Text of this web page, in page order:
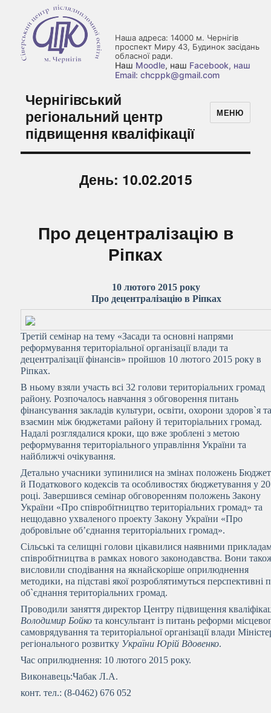
Наша адреса: 14000 м. Чернігів
проспект Миру 43, Будинок засідань
обласної ради.
Наш Moodle, наш Facebook, наш
Email: chcppk@gmail.com
Чернігівський
регіональний центр
підвищення кваліфікації
МЕНЮ
День: 10.02.2015
Про децентралізацію в
Ріпках
10 лютого 2015 року
Про децентралізацію в Ріпках
Третій семінар на тему «Засади та основні напрями
реформування територіальної організації влади та
децентралізації фінансів» пройшов 10 лютого 2015 року в
Ріпках.
В ньому взяли участь всі 32 голови територіальних громад
району. Розпочалось навчання з обговорення питань
фінансування закладів культури, освіти, охорони здоров`я
взаємин між бюджетами району й територіальних громад.
Надалі розглядалися кроки, що вже зроблені з метою
реформування територіального управління України та
найближчі очікування.
Детально учасники зупинилися на змінах положень
й Податкового кодексів та особливостях бюджетування у
році. Завершився семінар обговоренням положень Закону
України «Про співробітництво територіальних громад» та
нещодавно ухваленого проекту Закону України «Про
добровільне об’єднання територіальних громад».
Сільські та селищні голови цікавилися наявними
співробітництва в рамках нового законодавства. Вони
висловили сподівання на якнайскоріше оприлюднення
методики, на підставі якої розроблятимуться перспективні
об`єднання територіальних громад.
Проводили заняття директор Центру підвищення
Володимир Бойко та консультант із питань реформи
самоврядування та територіальної організації влади
регіонального розвитку України Юрій Вдовенко.
Час оприлюднення: 10 лютого 2015 року.
Виконавець:Чабак Л.А.
конт. тел.: (8-0462) 676 052